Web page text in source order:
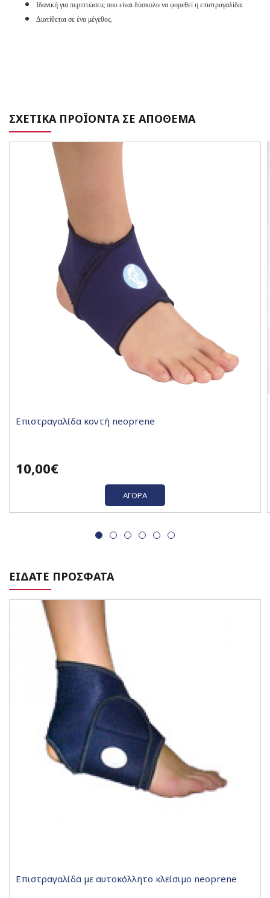
Ιδανική για περιπτώσεις που είναι δύσκολο να φορεθεί η επιστραγαλίδα.
Διατίθεται σε ένα μέγεθος.
ΣΧΕΤΙΚΑ ΠΡΟΪΟΝΤΑ ΣΕ ΑΠΟΘΕΜΑ
Επιστραγαλίδα κοντή neoprene
10,00€
ΑΓΟΡΆ
ΕΙΔΑΤΕ ΠΡΟΣΦΑΤΑ
Επιστραγαλίδα με αυτοκόλλητο κλείσιμο neoprene